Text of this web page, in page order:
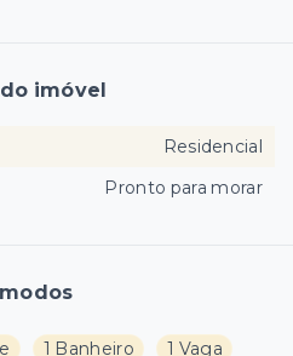
1 Banheiro 1 Vaga
imóvel
Residencial
Pronto para morar